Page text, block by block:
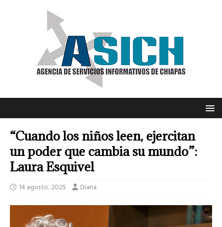
“Cuando los niños leen, ejercitan
un poder que cambia su mundo”:
Laura Esquivel
14 agosto, 2025 Diana